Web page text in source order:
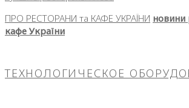
ПРО РЕСТОРАНИ та КАФЕ УКРАЇНИ новини
кафе України
ТЕХНОЛОГИЧЕСКОЕ